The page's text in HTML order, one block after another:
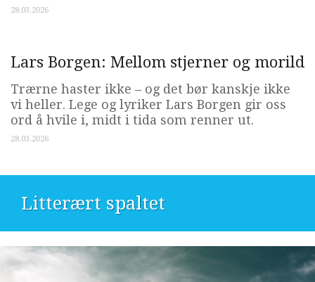
28.03.2026
Lars Borgen: Mellom stjerner og morild
Trærne haster ikke – og det bør kanskje ikke
vi heller. Lege og lyriker Lars Borgen gir oss
ord å hvile i, midt i tida som renner ut.
28.03.2026
Litterært spaltet